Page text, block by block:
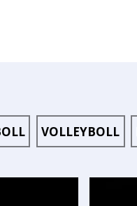
VOLLEYBOLL